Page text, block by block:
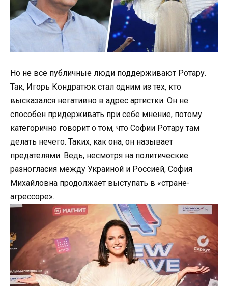
Но не все публичные люди поддерживают Ротару.
Так, Игорь Кондратюк стал одним из тех, кто
высказался негативно в адрес артистки. Он не
способен придерживать при себе мнение, потому
категорично говорит о том, что Софии Ротару там
делать нечего. Таких, как она, он называет
предателями. Ведь, несмотря на политические
разногласия между Украиной и Россией, София
Михайловна продолжает выступать в «стране-
агрессоре».